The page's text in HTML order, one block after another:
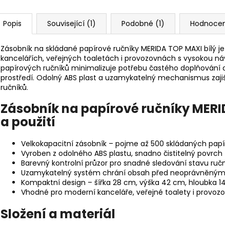
Popis Související (1) Podobné (1)
Zásobník na skládané papírové ručníky MERIDA TOP MAXI
kancelářích, veřejných toaletách i provozovnách s vysokou
papírových ručníků minimalizuje potřebu častého doplňování
prostředí. Odolný ABS plast a uzamykatelný mechanismus
ručníků.
Zásobník na papírové ručníky
a použití
Velkokapacitní zásobník – pojme až 500 skládaných
Vyroben z odolného ABS plastu, snadno čistitelný povrch
Barevný kontrolní průzor pro snadné sledování stavu
Uzamykatelný systém chrání obsah před
Kompaktní design – šířka 28 cm, výška 42 cm, hloubka
Vhodné pro moderní kanceláře, veřejné toalety i
Složení a materiál